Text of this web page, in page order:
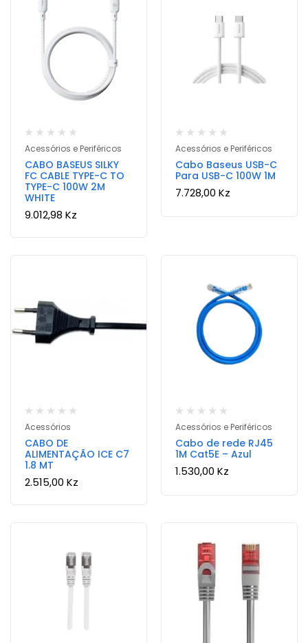
Acessórios e Periféricos
CABO BASEUS SILKY
FC CABLE TYPE-C TO
TYPE-C 100W 2M
WHITE
9.012,98 Kz
Acessórios e Periféricos
Cabo Baseus USB-C
Para USB-C 100W 1M
7.728,00 Kz
Acessórios
CABO DE
ALIMENTAÇÃO ICE C7
1.8 MT
2.515,00 Kz
Acessórios e Periféricos
Cabo de rede RJ45
1M Cat5E – Azul
1.530,00 Kz